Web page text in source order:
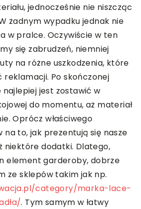
jednocześnie nie niszcząc
żadnym wypadku jednak nie
w pralce. Oczywiście w ten
się zabrudzeń, niemniej
na różne uszkodzenia, które
Po skończonej
jest zostawić w
do momentu, aż materiał
Oprócz właściwego
na to, jak prezentują się nasze
niektóre dodatki. Dlatego,
element garderoby, dobrze
ze sklepów takim jak np.
category/marka-lace-
. Tym samym w łatwy